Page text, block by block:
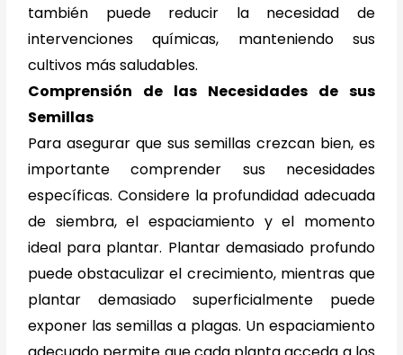
también puede reducir la necesidad de
intervenciones químicas, manteniendo sus
cultivos más saludables.
Comprensión de las Necesidades de sus
Semillas
Para asegurar que sus semillas crezcan bien, es
importante comprender sus necesidades
específicas. Considere la profundidad adecuada
de siembra, el espaciamiento y el momento
ideal para plantar. Plantar demasiado profundo
puede obstaculizar el crecimiento, mientras que
plantar demasiado superficialmente puede
exponer las semillas a plagas. Un espaciamiento